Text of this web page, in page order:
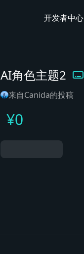
开发者中心
AI角色主题2
来自Canida的投稿
¥0